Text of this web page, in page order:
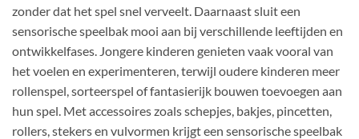
zonder dat het spel snel verveelt. Daarnaast sluit een
sensorische speelbak mooi aan bij verschillende leeftijden en
ontwikkelfases. Jongere kinderen genieten vaak vooral van
het voelen en experimenteren, terwijl oudere kinderen meer
rollenspel, sorteerspel of fantasierijk bouwen toevoegen aan
hun spel. Met accessoires zoals schepjes, bakjes, pincetten,
rollers, stekers en vulvormen krijgt een sensorische speelbak